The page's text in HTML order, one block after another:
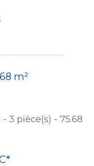
m²
- 3 pièce(s) - 75.68